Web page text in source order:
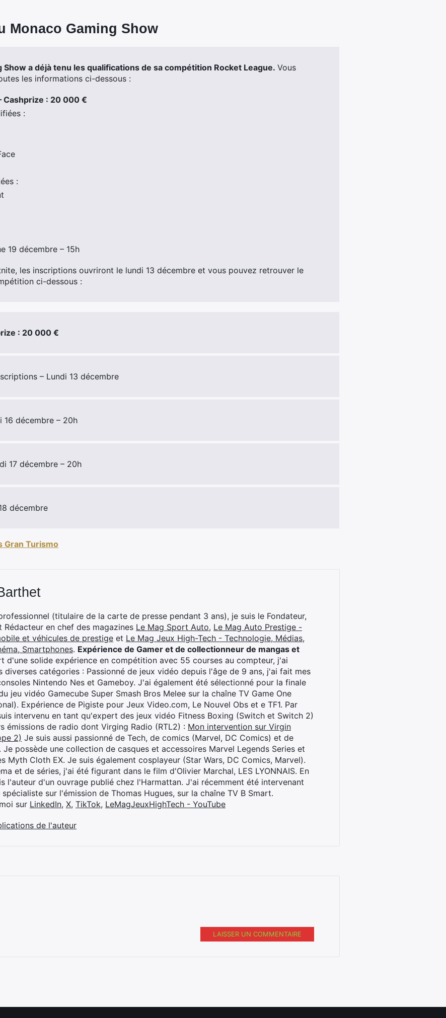
Monaco Gaming Show
Show a déjà tenu les qualifications de sa compétition Rocket League. Vous
les informations ci-dessous :
Cashprize : 20 000 €
:
:
19 décembre – 15h
les inscriptions ouvriront le lundi 13 décembre et vous pouvez retrouver le
ci-dessous :
: 20 000 €
– Lundi 13 décembre
16 décembre – 20h
17 décembre – 20h
décembre
Gran Turismo
(titulaire de la carte de presse pendant 3 ans), je suis le Fondateur,
Rédacteur en chef des magazines Le Mag Sport Auto, Le Mag Auto Prestige -
et véhicules de prestige et Le Mag Jeux High-Tech - Technologie, Médias,
Smartphones. Expérience de Gamer et de collectionneur de mangas et
d'une solide expérience en compétition avec 55 courses au compteur, j'ai
diverses catégories : Passionné de jeux vidéo depuis l'âge de 9 ans, j'ai fait mes
Nintendo Nes et Gameboy. J'ai également été sélectionné pour la finale
jeu vidéo Gamecube Super Smash Bros Melee sur la chaîne TV Game One
Expérience de Pigiste pour Jeux Video.com, Le Nouvel Obs et e TF1. Par
intervenu en tant qu'expert des jeux vidéo Fitness Boxing (Switch et Switch 2)
émissions de radio dont Virging Radio (RTL2) : Mon intervention sur Virgin
2) Je suis aussi passionné de Tech, de comics (Marvel, DC Comics) et de
Je possède une collection de casques et accessoires Marvel Legends Series et
Myth Cloth EX. Je suis également cosplayeur (Star Wars, DC Comics, Marvel).
et de séries, j'ai été figurant dans le film d'Olivier Marchal, LES LYONNAIS. En
l'auteur d'un ouvrage publié chez l'Harmattan. J'ai récemment été intervenant
sur l'émission de Thomas Hugues, sur la chaîne TV B Smart.
sur LinkedIn, X, TikTok, LeMagJeuxHighTech - YouTube
de l'auteur
LAISSER UN COMMENTAIRE